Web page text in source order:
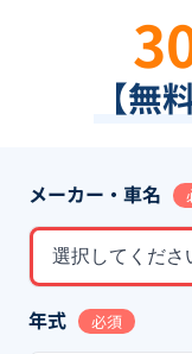
【無
メーカー・車名
選択してくださ
年式 必須